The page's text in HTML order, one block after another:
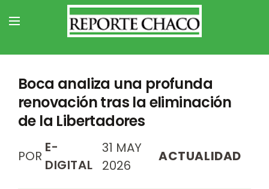
Boca analiza una profunda
renovación tras la eliminación
de la Libertadores
POR
E-
DIGITAL
31 MAY
2026
ACTUALIDAD